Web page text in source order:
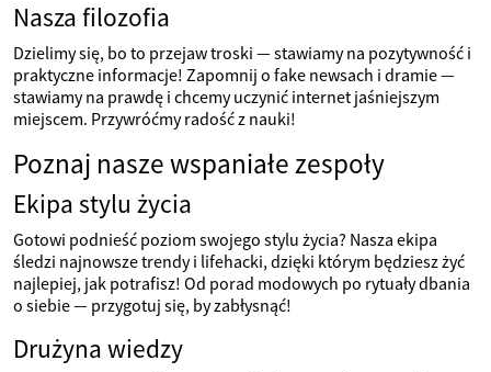
Nasza filozofia
Dzielimy się, bo to przejaw troski — stawiamy na pozytywność i
praktyczne informacje! Zapomnij o fake newsach i dramie —
stawiamy na prawdę i chcemy uczynić internet jaśniejszym
miejscem. Przywróćmy radość z nauki!
Poznaj nasze wspaniałe zespoły
Ekipa stylu życia
Gotowi podnieść poziom swojego stylu życia? Nasza ekipa
śledzi najnowsze trendy i lifehacki, dzięki którym będziesz żyć
najlepiej, jak potrafisz! Od porad modowych po rytuały dbania
o siebie — przygotuj się, by zabłysnąć!
Drużyna wiedzy